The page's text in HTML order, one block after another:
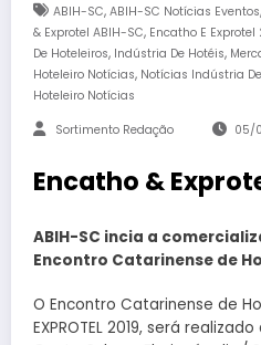
ABIH-SC, ABIH-SC Notícias Eventos,
& Exprotel ABIH-SC, Encatho E Exprotel
De Hoteleiros, Indústria De Hotéis,
Hoteleiro Notícias, Notícias Indústria
Hoteleiro Notícias
Sortimento Redação 05/
Encatho &
ABIH-SC incia a
Encontro Catarinense de
O Encontro Catarinense de
EXPROTEL 2019, será